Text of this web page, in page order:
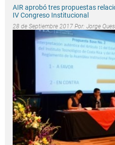
AIR aprobó tres propuestas
IV Congreso Institucional
28 de Septiembre 2017 Por: Jorge